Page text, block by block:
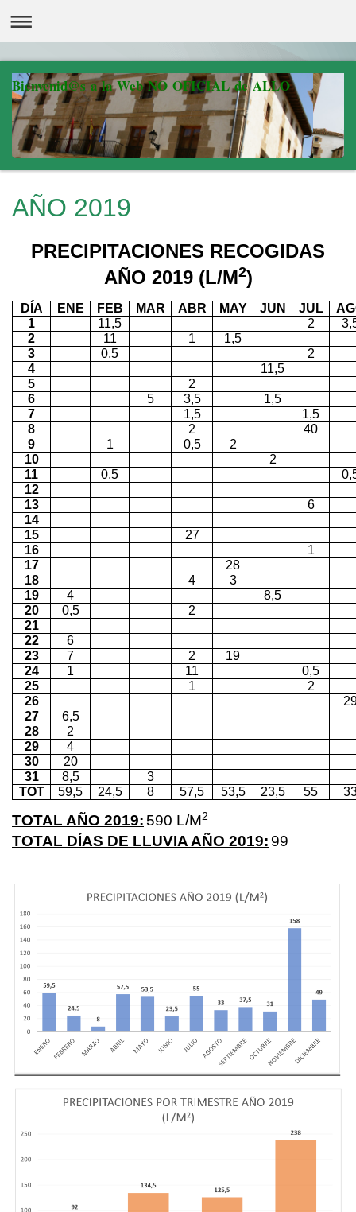
Bienvenid@s a la Web NO OFICIAL de ALLO
AÑO 2019
PRECIPITACIONES RECOGIDAS
AÑO 2019 (L/M2)
DÍA ENE FEB MAR ABR MAY JUN JUL
1
11,5 2
2
11 1
1,5
3
0,5
2
4
11,5
5
2
6
5 3,5
1,5
7
1,5
1,5
8
2
40
9
1 0,5
2
10
2
11
0,5
12
13
6
14
15
27
16
1
17
28
18
4
3
19
4
8,5
20
0,5
2
21
22
6
23
7 2
19
24
1 11
0,5
25
1
2
26
27
6,5
28
2
29
4
30
20
31
8,5
3
TOT
59,5 24,5 8 57,5 53,5 23,5 55
TOTAL AÑO 2019: 590 L/M2
TOTAL DÍAS DE LLUVIA AÑO 2019: 99